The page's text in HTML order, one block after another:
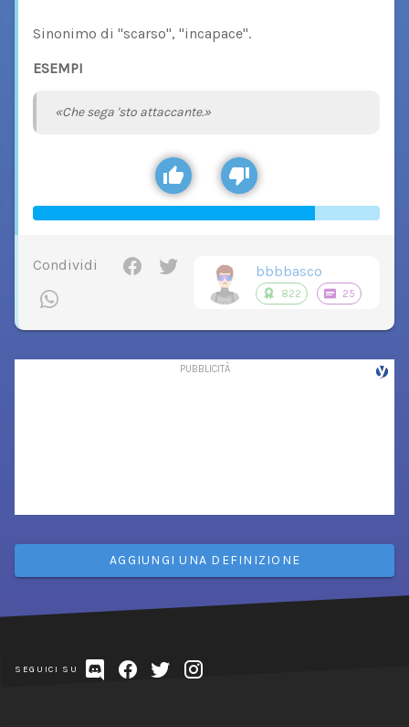
Sinonimo di "scarso", "incapace".
ESEMPI
«Che sega 'sto attaccante.»
Condividi bbbbasco
822 25
AGGIUNGI UNA DEFINIZIONE
SEGUICI SU